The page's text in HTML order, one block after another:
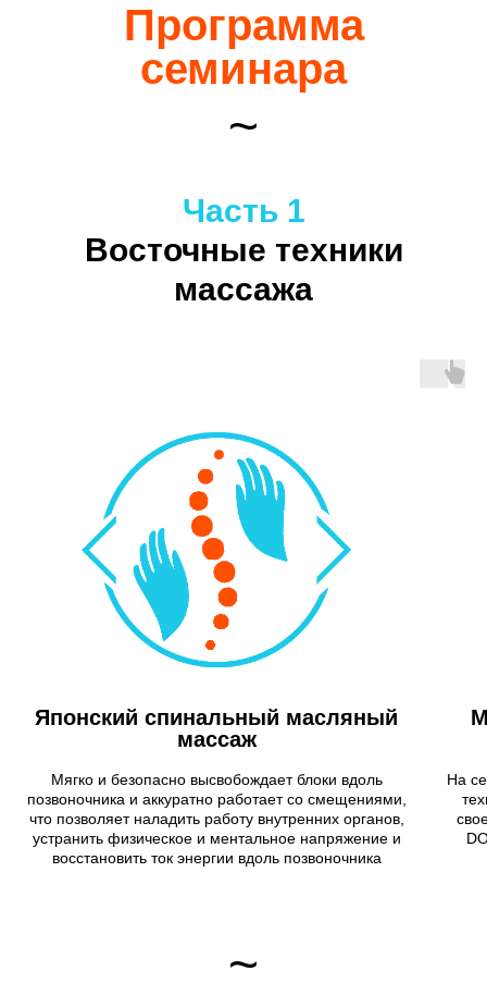
Программа
семинара
~
Часть 1
Восточные техники
массажа
Японский спинальный масляный
массаж
Мягко и безопасно высвобождает блоки вдоль
позвоночника и аккуратно работает со смещениями,
что позволяет наладить работу внутренних органов,
устранить физическое и ментальное напряжение и
восстановить ток энергии вдоль позвоночника
На
~